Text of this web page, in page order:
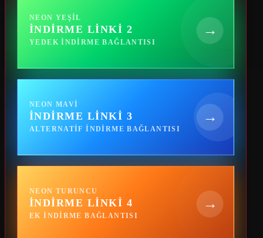
NEON YEŞIL
İNDIRME LINKI 2
YEDEK INDIRME BAĞLANTISI
→
NEON MAVI
İNDIRME LINKI 3
ALTERNATIF INDIRME BAĞLANTISI
→
NEON TURUNCU
İNDIRME LINKI 4
EK INDIRME BAĞLANTISI
→